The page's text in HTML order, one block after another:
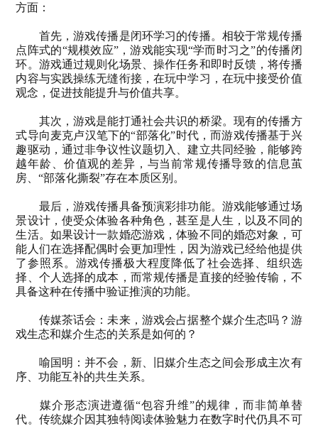
方面：
首先，游戏传播是闭环学习的传播。相较于常规传播
点阵式的“规模效应”，游戏能实现“学而时习之”的传播闭
环。游戏通过规则化场景、操作任务和即时反馈，将传播
内容与实践操练无缝衔接，在玩中学习，在玩中接受价值
观念，促进技能提升与价值共享。
其次，游戏是能打通社会共识的桥梁。现有的传播方
式导向麦克卢汉笔下的“部落化”时代，而游戏传播基于兴
趣驱动，通过非争议性议题切入、建立共同经验，能够跨
越年龄、价值观的差异，与当前常规传播导致的信息茧
房、“部落化撕裂”存在本质区别。
最后，游戏传播具备预演彩排功能。游戏能够通过场
景设计，使受众体验各种角色，甚至是人生，以及不同的
生活。如果设计一款婚恋游戏，体验不同的婚恋对象，可
能人们在选择配偶时会更加理性，因为游戏已经给他提供
了参照系。游戏传播极大程度降低了社会选择、组织选
择、个人选择的成本，而常规传播是直接的经验传输，不
具备这种在传播中验证推演的功能。
传媒茶话会：未来，游戏会占据整个媒介生态吗？游
戏生态和媒介生态的关系是如何的？
喻国明：并不会，新、旧媒介生态之间会形成主次有
序、功能互补的共生关系。
媒介形态演进遵循“包容升维”的规律，而非简单替
代。传统媒介因其独特阅读体验魅力在数字时代仍具不可